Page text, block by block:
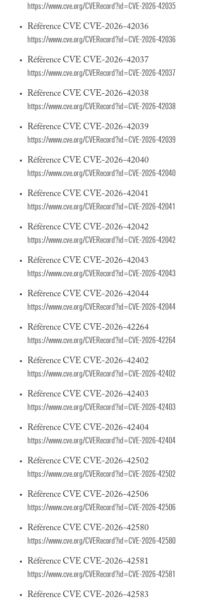
https://www.cve.org/CVERecord?id=CVE-2026-42035
Référence CVE CVE-2026-42036
https://www.cve.org/CVERecord?id=CVE-2026-42036
Référence CVE CVE-2026-42037
https://www.cve.org/CVERecord?id=CVE-2026-42037
Référence CVE CVE-2026-42038
https://www.cve.org/CVERecord?id=CVE-2026-42038
Référence CVE CVE-2026-42039
https://www.cve.org/CVERecord?id=CVE-2026-42039
Référence CVE CVE-2026-42040
https://www.cve.org/CVERecord?id=CVE-2026-42040
Référence CVE CVE-2026-42041
https://www.cve.org/CVERecord?id=CVE-2026-42041
Référence CVE CVE-2026-42042
https://www.cve.org/CVERecord?id=CVE-2026-42042
Référence CVE CVE-2026-42043
https://www.cve.org/CVERecord?id=CVE-2026-42043
Référence CVE CVE-2026-42044
https://www.cve.org/CVERecord?id=CVE-2026-42044
Référence CVE CVE-2026-42264
https://www.cve.org/CVERecord?id=CVE-2026-42264
Référence CVE CVE-2026-42402
https://www.cve.org/CVERecord?id=CVE-2026-42402
Référence CVE CVE-2026-42403
https://www.cve.org/CVERecord?id=CVE-2026-42403
Référence CVE CVE-2026-42404
https://www.cve.org/CVERecord?id=CVE-2026-42404
Référence CVE CVE-2026-42502
https://www.cve.org/CVERecord?id=CVE-2026-42502
Référence CVE CVE-2026-42506
https://www.cve.org/CVERecord?id=CVE-2026-42506
Référence CVE CVE-2026-42580
https://www.cve.org/CVERecord?id=CVE-2026-42580
Référence CVE CVE-2026-42581
https://www.cve.org/CVERecord?id=CVE-2026-42581
Référence CVE CVE-2026-42583